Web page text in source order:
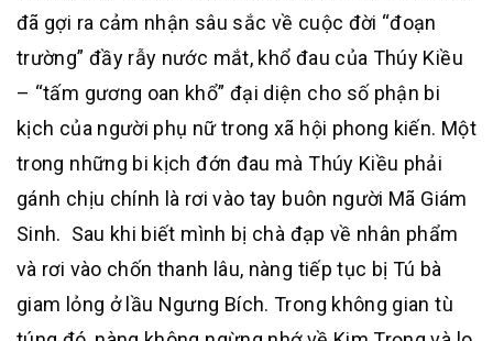
đã gợi ra cảm nhận sâu sắc về cuộc đời “đoạn
trường” đầy rẫy nước mắt, khổ đau của Thúy Kiều
– “tấm gương oan khổ” đại diện cho số phận bi
kịch của người phụ nữ trong xã hội phong kiến. Một
trong những bi kịch đớn đau mà Thúy Kiều phải
gánh chịu chính là rơi vào tay buôn người Mã Giám
Sinh. Sau khi biết mình bị chà đạp về nhân phẩm
và rơi vào chốn thanh lâu, nàng tiếp tục bị Tú bà
giam lỏng ở lầu Ngưng Bích. Trong không gian tù